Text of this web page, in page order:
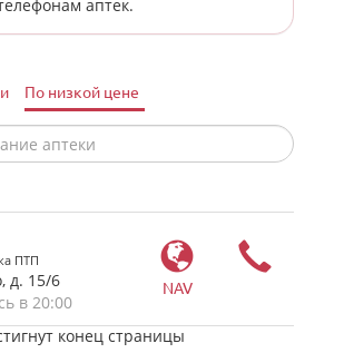
аптек.
По низкой цене
NAV
ПТП
д. 15/6
в 20:00
конец страницы